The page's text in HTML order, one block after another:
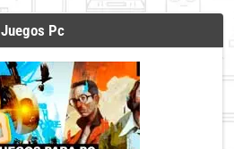
Juegos Pc